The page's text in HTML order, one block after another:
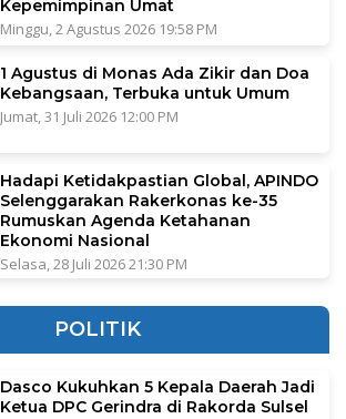
Kepemimpinan Umat
Minggu, 2 Agustus 2026 19:58 PM
1 Agustus di Monas Ada Zikir dan Doa
Kebangsaan, Terbuka untuk Umum
Jumat, 31 Juli 2026 12:00 PM
Hadapi Ketidakpastian Global, APINDO
Selenggarakan Rakerkonas ke-35
Rumuskan Agenda Ketahanan
Ekonomi Nasional
Selasa, 28 Juli 2026 21:30 PM
POLITIK
Dasco Kukuhkan 5 Kepala Daerah Jadi
Ketua DPC Gerindra di Rakorda Sulsel